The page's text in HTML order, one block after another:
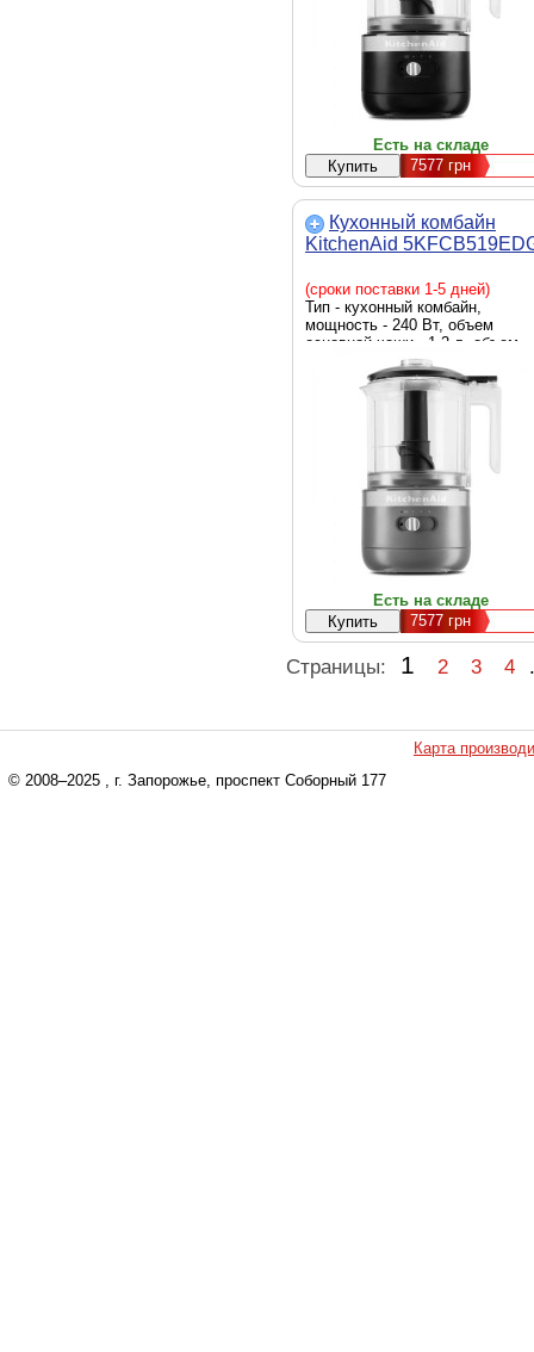
Есть на складе
7577 грн
Кухонный комбайн
KitchenAid
(сроки поставки 1-5 дней)
Тип - кухонный комбайн,
мощность - 240 Вт, объем
основной чаши - 1.2 л, объем
чаши блендера - 1.2 л,
блендер, измельчитель,
- 26.4 х 16.8 х 14 см, Цвет -
Есть на складе
7577 грн
Страницы: 1 2 3 4
Карта
© 2008–2025 , г. Запорожье, проспект Соборный 177